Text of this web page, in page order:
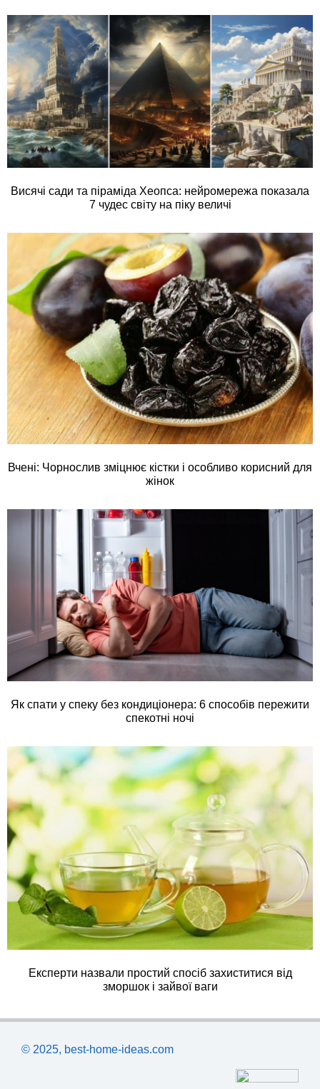
Висячі сади та піраміда Хеопса: нейромережа показала
7 чудес світу на піку величі
Вчені: Чорнослив зміцнює кістки і особливо корисний для
жінок
Як спати у спеку без кондиціонера: 6 способів пережити
спекотні ночі
Експерти назвали простий спосіб захиститися від
зморшок і зайвої ваги
© 2025, best-home-ideas.com